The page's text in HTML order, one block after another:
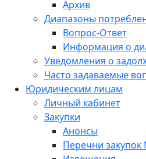
Архив
Диапазоны
Вопрос-Ответ
Информация о
Уведомления о
Часто задаваемые
Юридическим лицам
Личный кабинет
Закупки
Анонсы
Перечни